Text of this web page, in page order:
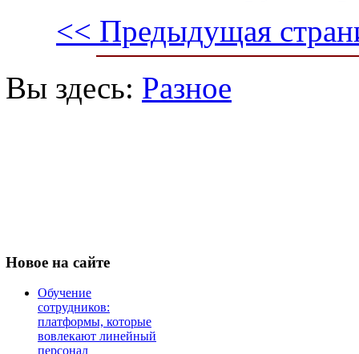
<< Предыдущая
Вы здесь: Разное
Новое на сайте
Обучение
сотрудников:
платформы, которые
вовлекают линейный
персонал